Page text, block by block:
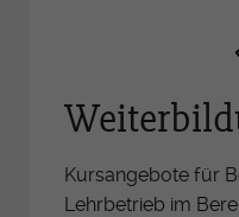
Kursangebote für
Lehrbetrieb im